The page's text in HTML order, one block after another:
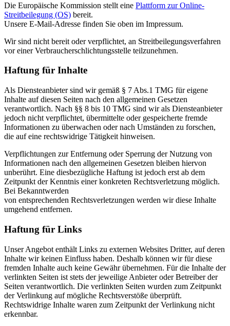
Die Europäische Kommission stellt eine Plattform zur Online-
Streitbeilegung (OS) bereit.
Unsere E-Mail-Adresse finden Sie oben im Impressum.
Wir sind nicht bereit oder verpflichtet, an Streitbeilegungsverfahren
vor einer Verbraucherschlichtungsstelle teilzunehmen.
Haftung für Inhalte
Als Diensteanbieter sind wir gemäß § 7 Abs.1 TMG für eigene
Inhalte auf diesen Seiten nach den allgemeinen Gesetzen
verantwortlich. Nach §§ 8 bis 10 TMG sind wir als Diensteanbieter
jedoch nicht verpflichtet, übermittelte oder gespeicherte fremde
Informationen zu überwachen oder nach Umständen zu forschen,
die auf eine rechtswidrige Tätigkeit hinweisen.
Verpflichtungen zur Entfernung oder Sperrung der Nutzung von
Informationen nach den allgemeinen Gesetzen bleiben hiervon
unberührt. Eine diesbezügliche Haftung ist jedoch erst ab dem
Zeitpunkt der Kenntnis einer konkreten Rechtsverletzung möglich.
Bei Bekanntwerden
von entsprechenden Rechtsverletzungen werden wir diese Inhalte
umgehend entfernen.
Haftung für Links
Unser Angebot enthält Links zu externen Websites Dritter, auf deren
Inhalte wir keinen Einfluss haben. Deshalb können wir für diese
fremden Inhalte auch keine Gewähr übernehmen. Für die Inhalte der
verlinkten Seiten ist stets der jeweilige Anbieter oder Betreiber der
Seiten verantwortlich. Die verlinkten Seiten wurden zum Zeitpunkt
der Verlinkung auf mögliche Rechtsverstöße überprüft.
Rechtswidrige Inhalte waren zum Zeitpunkt der Verlinkung nicht
erkennbar.